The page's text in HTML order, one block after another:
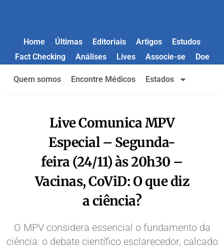
Home Últimas Editoriais Artigos
Estudos
Fact Checking
Análises Lives Associe-se Doe
Quem somos Encontre Médicos Estados
Live Comunica MPV
Especial – Segunda-
feira (24/11) às 20h30 –
Vacinas, CoViD: O que diz
a ciência?
O MPV considera essencial o fundamento da
ciência: o debate científico esclarecedor, calcado